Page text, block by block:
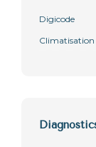
Digicode
Climatisation